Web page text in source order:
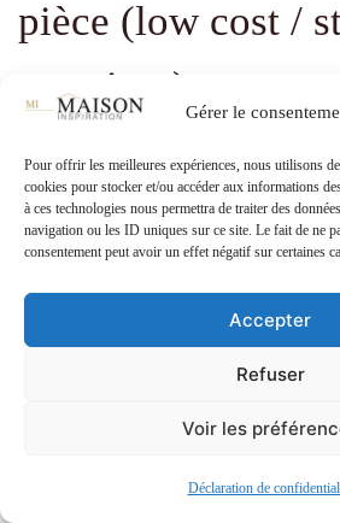
Gérer le
Pour offrir les meilleures expériences, nous utilisons
cookies pour stocker et/ou accéder aux informations
à ces technologies nous permettra de traiter des
navigation ou les ID uniques sur ce site. Le fait de ne
consentement peut avoir un effet négatif sur certaines
Accepter
Refuser
Voir les
Déclaration de
pièce (low cost /
premium)
Pièce Low cost Standard
Salon 80 – 200 € 400 –
200 – 500
150 – 400
20 – 60 € 100 –